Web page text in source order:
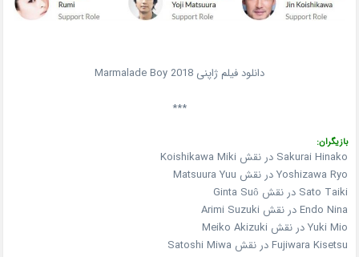
دانلود فیلم ژاپنی Marmalade Boy 2018
***
بازیگران:
Sakurai Hinako در نقش Koishikawa Miki
Yoshizawa Ryo در نقش Matsuura Yuu
Sato Taiki در نقش Ginta Suô
Endo Nina در نقش Arimi Suzuki
Yuki Mio در نقش Meiko Akizuki
Fujiwara Kisetsu در نقش Satoshi Miwa